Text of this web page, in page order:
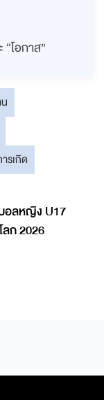
โอกาส”
รเกิด
อลหญิง U17
ลก 2026